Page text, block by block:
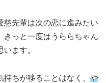
慈先輩は次の恋に進みたい
きっと一度はうららちゃん
ます。
ちが移ることはなく、 や